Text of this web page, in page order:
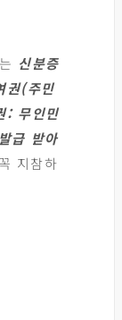
신분증
권(주민
: 무인민
급 받아
지참하